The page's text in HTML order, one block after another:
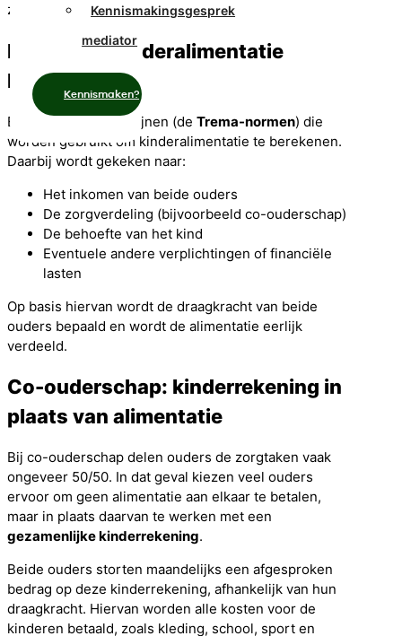
Kennismakingsgesprek
mediator
Kennismaken?
zorg.
Hoe wordt kinderalimentatie
berekend?
Er zijn officiële richtlijnen (de Trema-normen) die
worden gebruikt om kinderalimentatie te berekenen.
Daarbij wordt gekeken naar:
Het inkomen van beide ouders
De zorgverdeling (bijvoorbeeld co-ouderschap)
De behoefte van het kind
Eventuele andere verplichtingen of financiële
lasten
Op basis hiervan wordt de draagkracht van beide
ouders bepaald en wordt de alimentatie eerlijk
verdeeld.
Co-ouderschap: kinderrekening in
plaats van alimentatie
Bij co-ouderschap delen ouders de zorgtaken vaak
ongeveer 50/50. In dat geval kiezen veel ouders
ervoor om geen alimentatie aan elkaar te betalen,
maar in plaats daarvan te werken met een
gezamenlijke kinderrekening.
Beide ouders storten maandelijks een afgesproken
bedrag op deze kinderrekening, afhankelijk van hun
draagkracht. Hiervan worden alle kosten voor de
kinderen betaald, zoals kleding, school, sport en